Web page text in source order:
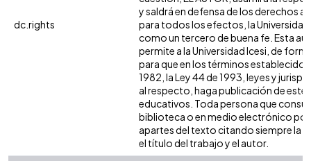
dc.rights
y saldrá en defensa de los derechos
para todos los efectos, la Universidad
como un tercero de buena fe. Esta
permite a la Universidad Icesi, de
para que en los términos establecidos
1982, la Ley 44 de 1993, leyes y
al respecto, haga publicación de este
educativos. Toda persona que
biblioteca o en medio electrónico
apartes del texto citando siempre la
el título del trabajo y el autor.